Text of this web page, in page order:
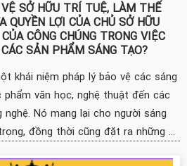
SỞ HỮU TRÍ TUỆ, LÀM THẾ
QUYỀN LỢI CỦA CHỦ SỞ HỮU
CÔNG CHÚNG TRONG VIỆC
SẢN PHẨM SÁNG TẠO?
khái niệm pháp lý bảo vệ các sáng
văn học, nghệ thuật đến các
Nó mang lại cho người sáng
đồng thời cũng đặt ra những ...